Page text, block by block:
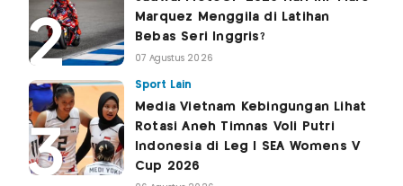
Marquez Menggila di Latihan
Bebas Seri Inggris?
07 Agustus 2026
Sport Lain
Media Vietnam Kebingungan Lihat
Rotasi Aneh Timnas Voli Putri
Indonesia di Leg I SEA Womens V
Cup 2026